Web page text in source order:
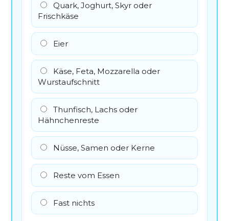
Quark, Joghurt, Skyr oder
Frischkäse
Eier
Käse, Feta, Mozzarella oder
Wurstaufschnitt
Thunfisch, Lachs oder
Hähnchenreste
Nüsse, Samen oder Kerne
Reste vom Essen
Fast nichts